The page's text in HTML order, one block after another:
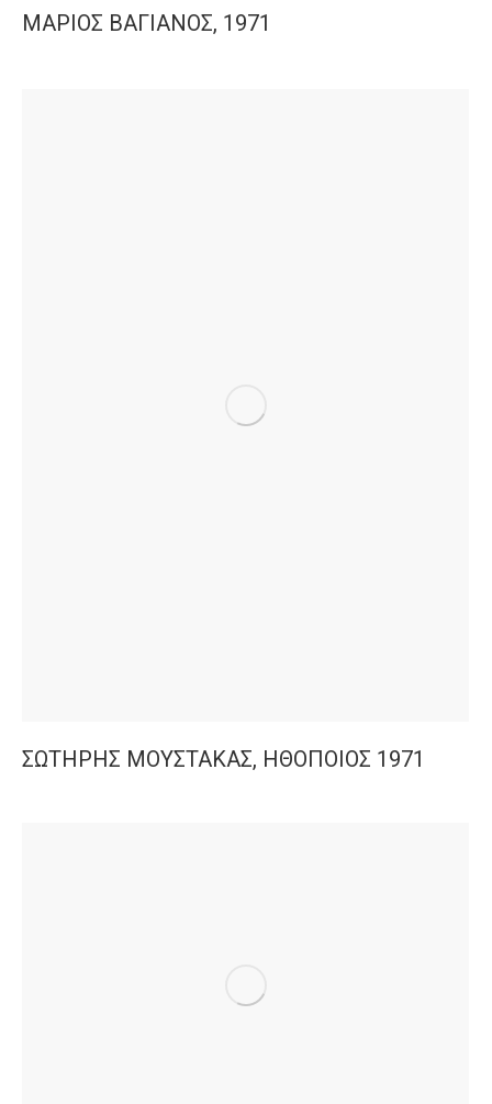
ΜΑΡΙΟΣ ΒΑΓΙΑΝΟΣ, 1971
ΣΩΤΗΡΗΣ ΜΟΥΣΤΑΚΑΣ, ΗΘΟΠΟΙΟΣ 1971